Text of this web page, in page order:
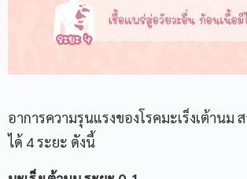
อาการความรุนแรงของโรคมะเร็งเต้านม
ได้ 4 ระยะ ดังนี้